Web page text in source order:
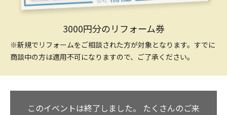
3000円分のリフォーム券
※新規でリフォームをご相談された方が対象となります。すでに
商談中の方は適用不可になりますので、ご了承ください。
このイベントは終了しました。 たくさんのご来